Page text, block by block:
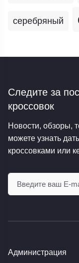
серебряный
Следите за
кроссовок
Новости, обзоры,
можете узнать
кроссовками или
Администрация